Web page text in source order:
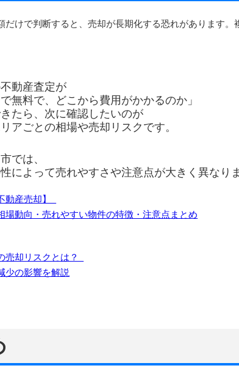
だけで判断すると、売却が長期化する恐れがあります
動産査定が
で無料で、どこから費用がかかるのか」
たら、次に確認したいのが
アごとの相場や売却リスクです。
では、
によって売れやすさや注意点が大きく異なりま
動産売却】
動向・売れやすい物件の特徴・注意点まとめ
売却リスクとは？
の影響を解説